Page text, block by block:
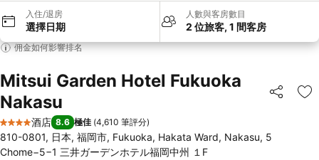
入住/退房
選擇日期
人數與客房數目
2 位旅客, 1 間客房
佣金如何影響排名
Mitsui Garden Hotel Fukuoka
Nakasu
分享 放
4 星級
酒店 8.6 極佳 (4,610 筆評分)
810-0801, 日本, 福岡市, Fukuoka, Hakata Ward, Nakasu, 5
Chome−5−1 三井ガーデンホテル福岡中州 １F